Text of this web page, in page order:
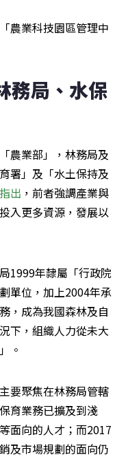
農業科技園區管理中
務局、水保
農業部」，林務局及
署」及「水土保持及
指出 ，前者強調產業與
入更多資源，發展以
1999年隸屬「行政院
單位，加上2004年承
，成為我國森林及自
下，組織人力從未大
。
要聚焦在林務局管轄
育業務已擴及到淺
面向的人才；而2017
及市場規劃的面向仍